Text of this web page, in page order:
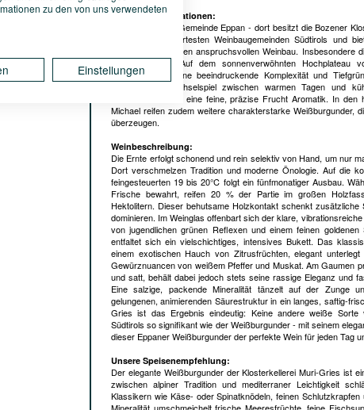
Vinophile Informationen:
Die Überetscher Gemeinde Eppan - dort besitzt die Bozener
zu den renommiertesten Weinbaugemeinden Südtirols und
Bedingungen für den anspruchsvollen Weinbau.
ideales Habitat. Auf dem sonnenverwöhnten
Weißburgunder eine beeindruckende Komplexität und
ausgeprägte Wechselspiel zwischen warmen Tagen und
Säurestruktur und eine feine, präzise Frucht Aromatik. In
Michael reifen zudem weitere charakterstarke Weißburgunder,
überzeugen.
Weinbeschreibung:
Die Ernte erfolgt schonend und rein selektiv von Hand, um nur
Dort verschmelzen Tradition und moderne Önologie. Auf die
feingesteuerten 19 bis 20°C folgt ein fünfmonatiger Ausbau.
Frische bewahrt, reifen 20 % der Partie im großen
Hektolitern. Dieser behutsame Holzkontakt schenkt
dominieren. Im Weinglas offenbart sich der klare,
von jugendlichen grünen Reflexen und einem feinen
entfaltet sich ein vielschichtiges, intensives Bukett. Das
einem exotischen Hauch von Zitrusfrüchten, elegant
Gewürznuancen von weißem Pfeffer und Muskat. Am Gaumen
und satt, behält dabei jedoch stets seine rassige Eleganz und
Eine salzige, packende Mineralität tänzelt auf der Zunge
gelungenen, animierenden Säurestruktur in ein langes, saftig-
Gries ist das Ergebnis eindeutig: Keine andere weiße Sorte
Südtirols so signifikant wie der Weißburgunder - mit seinem
dieser Eppaner Weißburgunder der perfekte Wein für jeden Tag
Unsere Speisenempfehlung:
Der elegante Weißburgunder der Klosterkellerei Muri-Gries ist
zwischen alpiner Tradition und mediterraner Leichtigkeit
Klassikern wie Käse- oder Spinatknödeln, feinen
zu den von uns verwendeten
Einstellungen